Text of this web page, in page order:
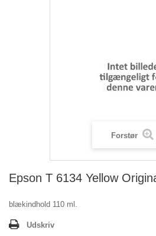
Forstør
Epson T 6134 Yellow
blækindhold 110 ml.
Udskriv